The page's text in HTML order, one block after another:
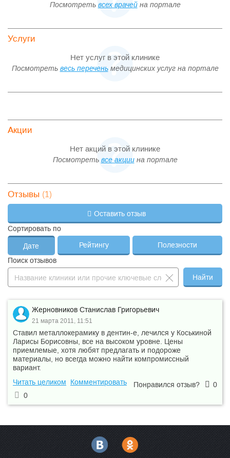
Посмотреть всех врачейна портале
Услуги
Нет услуг в этой клинике
Посмотреть весь переченьмедицинских услуг на портале
Акции
Нет акций в этой клинике
Посмотреть все акциина портале
Отзывы (1)
Оставить отзыв
Сортировать по
Дате Рейтингу
Полезности
Поиск отзывов
Найти
Жерновников Станислав Григорьевич
21 марта 2011, 11:51
Ставил металлокерамику в дентин-е, лечился у Коськиной
Ларисы Борисовны, все на высоком уровне. Цены
приемлемые, хотя любят предлагать и подороже
материалы, но всегда можно найти компромиссный
вариант.
Читать целиком
Комментировать Понравился отзыв?
0
0